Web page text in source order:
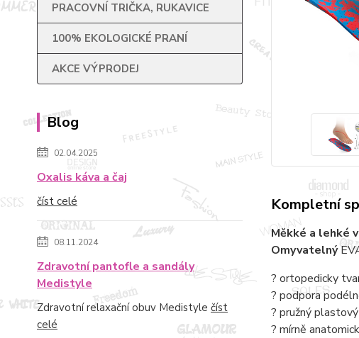
PRACOVNÍ TRIČKA, RUKAVICE
100% EKOLOGICKÉ PRANÍ
AKCE VÝPRODEJ
Blog
02.04.2025
Oxalis káva a čaj
číst celé
08.11.2024
Zdravotní pantofle a sandály
Medistyle
Zdravotní relaxační obuv Medistyle číst
celé
Kompletní
Měkké a lehké
Omyvatelný
? ortopedicky
? podpora
? pružný
? mírně